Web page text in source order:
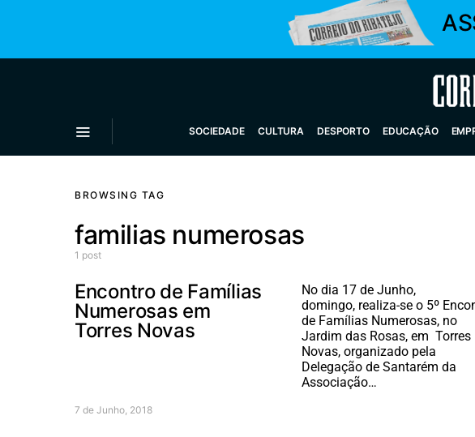
SOCIEDADE CULTURA DESPORTO EDUCAÇÃO
BROWSING TAG
familias numerosas
1 post
Encontro de Famílias
Numerosas em
Torres Novas
No dia 17 de Junho,
domingo, realiza-se o 5º
de Famílias Numerosas, no
Jardim das Rosas, em Torres
Novas, organizado pela
Delegação de Santarém da
Associação…
7 de Junho, 2018